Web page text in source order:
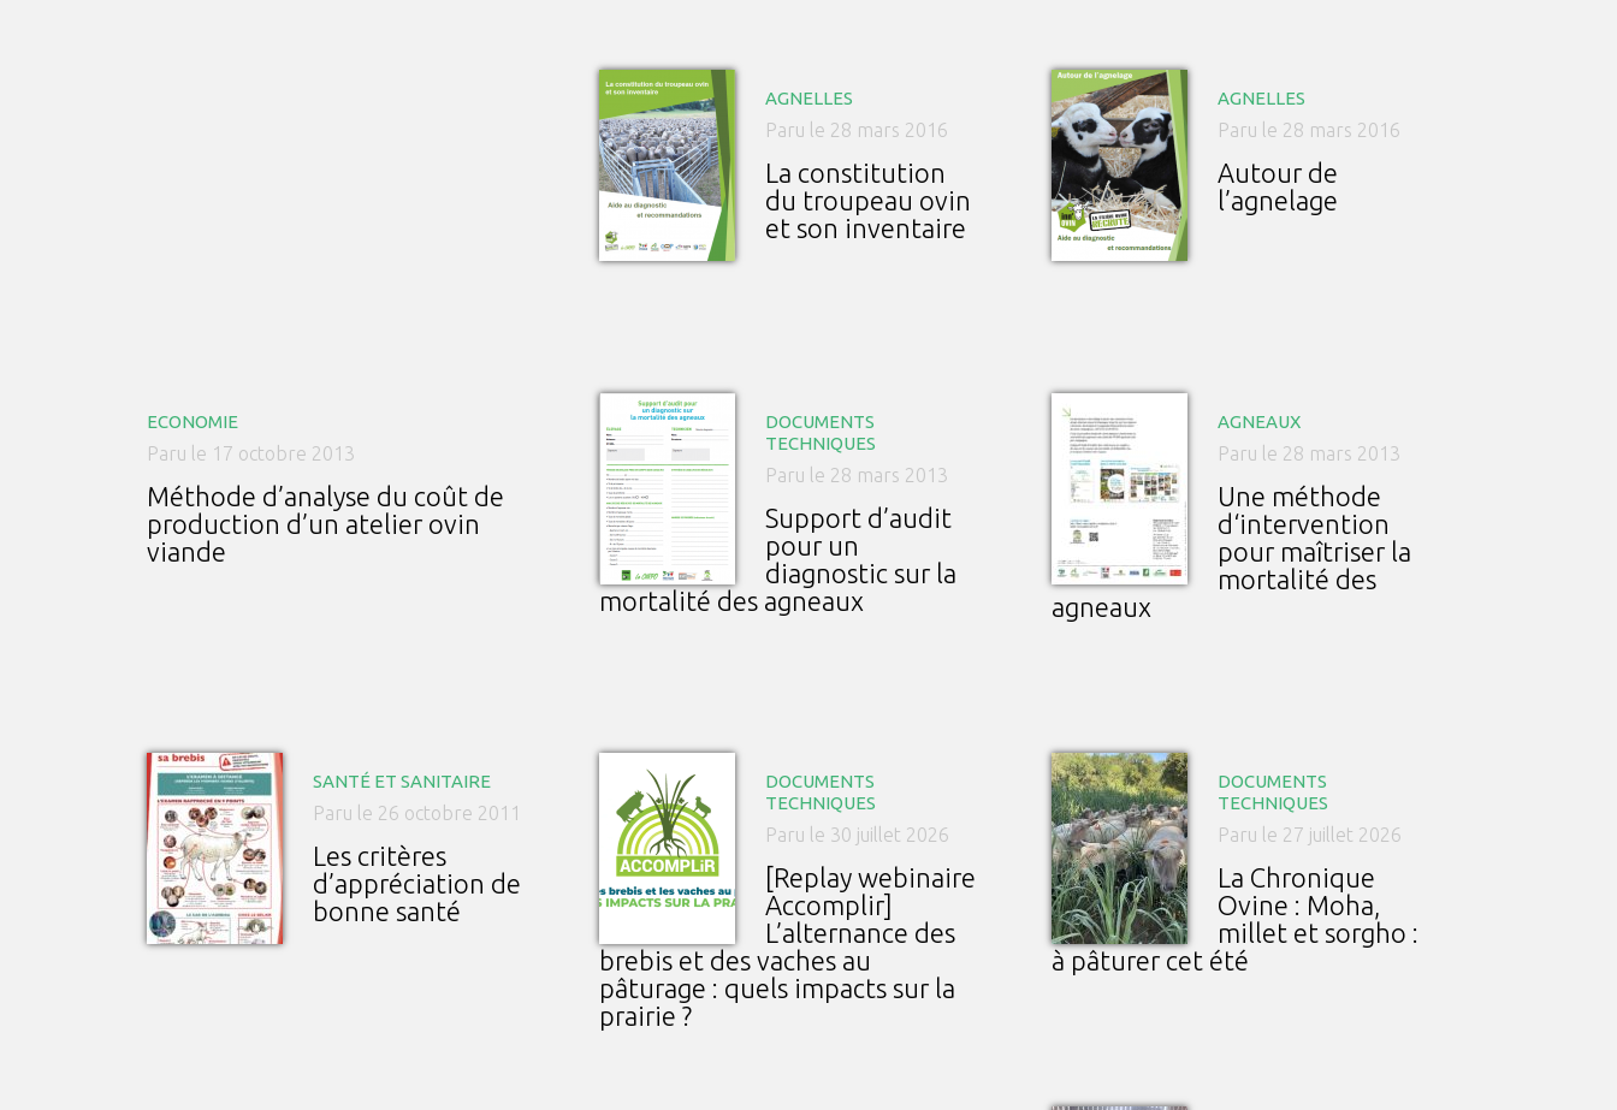
AGNELLES
Paru le 28 mars 2016
La constitution
du troupeau ovin
et son inventaire
AGNELLES
Paru le 28 mars 2016
Autour de
l’agnelage
ECONOMIE
Paru le 17 octobre 2013
Méthode d’analyse du coût de
production d’un atelier ovin
viande
DOCUMENTS
TECHNIQUES
Paru le 28 mars 2013
Support d’audit
pour un
diagnostic sur la
mortalité des agneaux
AGNEAUX
Paru le 28 mars 2013
Une méthode
d‘intervention
pour maîtriser la
mortalité des
agneaux
SANTÉ ET SANITAIRE
Paru le 26 octobre 2011
Les critères
d’appréciation de
bonne santé
DOCUMENTS
TECHNIQUES
Paru le 30 juillet 2026
[Replay webinaire
Accomplir]
L’alternance des
brebis et des vaches au
pâturage : quels impacts sur la
prairie ?
DOCUMENTS
TECHNIQUES
Paru le 27 juillet 2026
La Chronique
Ovine : Moha,
millet et sorgho :
à pâturer cet été